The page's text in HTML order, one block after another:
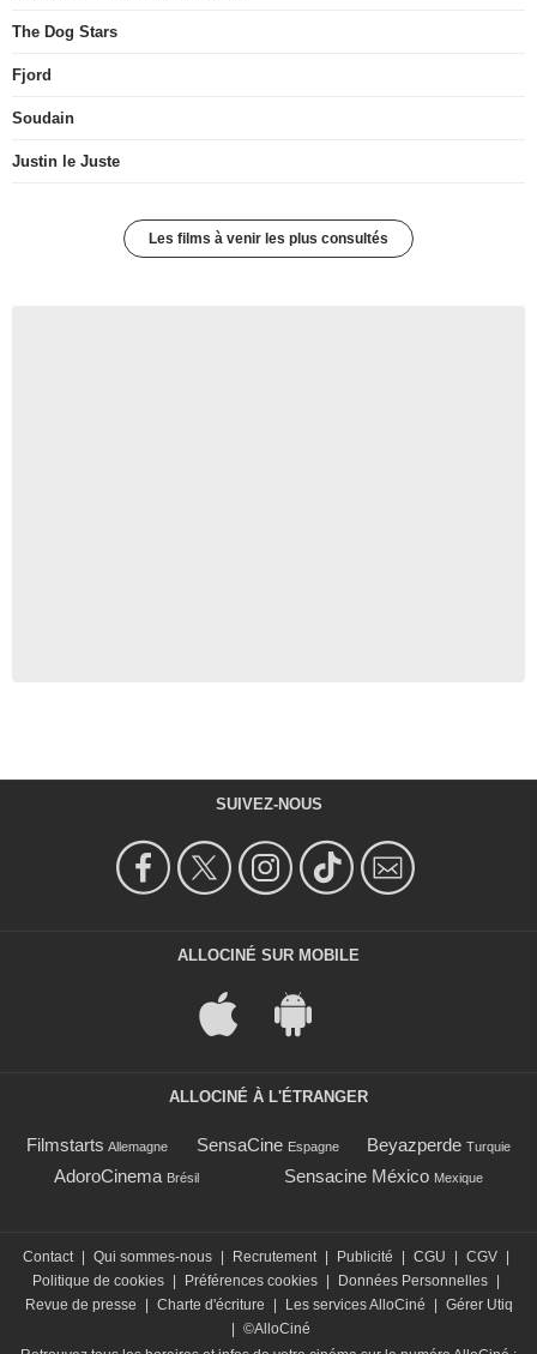
The Dog Stars
Fjord
Soudain
Justin le Juste
Les films à venir les plus consultés
SUIVEZ-NOUS
ALLOCINÉ SUR MOBILE
ALLOCINÉ À L'ÉTRANGER
Filmstarts Allemagne SensaCine Espagne Beyazperde Turquie
AdoroCinema Brésil Sensacine México Mexique
Contact Qui sommes-nous Recrutement Publicité CGU CGV
Politique de cookies
Préférences cookies Données Personnelles
Revue de presse
Charte d'écriture Les services AlloCiné
Gérer Utiq
©AlloCiné